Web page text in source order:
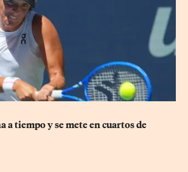
a tiempo y se mete en cuartos de